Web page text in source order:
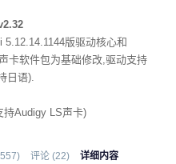
5.12.14.1144版驱动核心和
卡软件包为基础修改,驱动支持
日语).
持Audigy LS声卡)
系列声卡(不包括Gateway OEM
评论 (22) 详细内容